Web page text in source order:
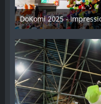
DoKomi 2025 -
16. Juli 2025